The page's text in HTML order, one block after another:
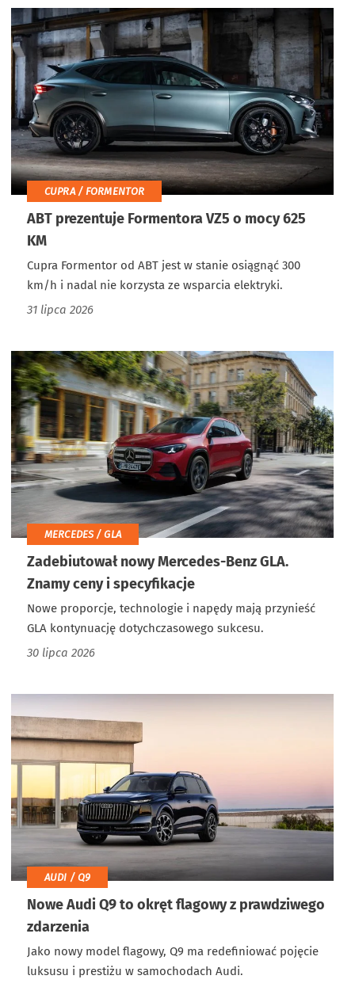
CUPRA / FORMENTOR
ABT prezentuje Formentora VZ5 o mocy 625
KM
Cupra Formentor od ABT jest w stanie osiągnąć 300
km/h i nadal nie korzysta ze wsparcia elektryki.
31 lipca 2026
MERCEDES / GLA
Zadebiutował nowy Mercedes-Benz GLA.
Znamy ceny i specyfikacje
Nowe proporcje, technologie i napędy mają przynieść
GLA kontynuację dotychczasowego sukcesu.
30 lipca 2026
AUDI / Q9
Nowe Audi Q9 to okręt flagowy z prawdziwego
zdarzenia
Jako nowy model flagowy, Q9 ma redefiniować pojęcie
luksusu i prestiżu w samochodach Audi.